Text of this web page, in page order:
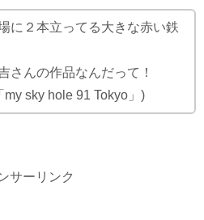
に２本立ってる大きな赤い鉄
さんの作品なんだって！
my sky hole 91 Tokyo」)
サーリンク